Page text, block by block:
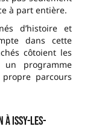
à part entière.
d’histoire et
dans cette
côtoient les
programme
parcours
à Issy-les-